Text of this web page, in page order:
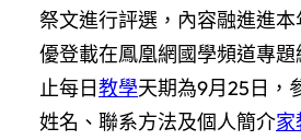
祭文進行評選，內容融進進
優登載在鳳凰網國學頻道專
止每日教學天期為9月25日，
姓名、聯系方法及個人簡介家